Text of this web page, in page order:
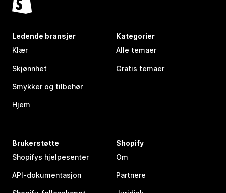
Ledende bransjer
Klær
Skjønnhet
Smykker og tilbehør
Hjem
Kategorier
Alle temaer
Gratis temaer
Brukerstøtte
Shopifys hjelpesenter
API-dokumentasjon
Shopify
Om
Partnere